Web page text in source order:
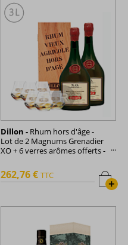
Dillon - Rhum hors d'âge -
Lot de 2 Magnums Grenadier
XO + 6 verres arômes offerts -
+
262,76 € TTC